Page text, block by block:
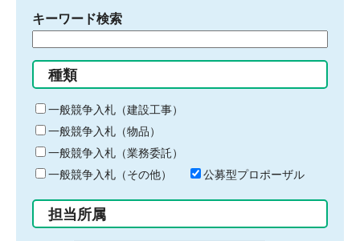
キーワード検索
る
キ
ー
ワ
ー
ド
入
力
種類
一般競争入札（建設工事）
一般競争入札（物品）
一般競争入札（業務委託）
一般競争入札（その他）
公募型プロポーザル
担当所属